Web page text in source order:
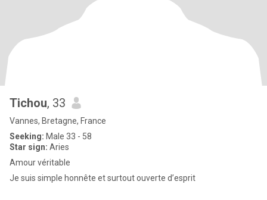
Tichou, 33
Vannes, Bretagne, France
Seeking: Male 33 - 58
Star sign: Aries
Amour véritable
Je suis simple honnête et surtout ouverte d’esprit